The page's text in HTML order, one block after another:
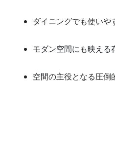
ダイニングでも使いや
モダン空間にも映える
空間の主役となる圧倒